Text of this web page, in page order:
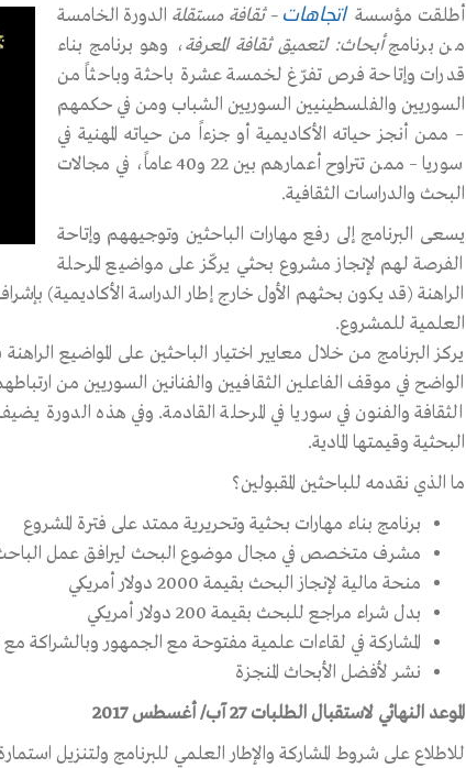
أطلقت مؤسسةاتجاهات – ثقافة مستقلة الدورة الخامسة
من برنامجأبحاث: لتعميق ثقافة المعرفة، وهو برنامج بناء
قدرات وإتاحة فرص تفرّغ لخمسة عشرة باحثة وباحثاً من
السوريين والفلسطينيين السوريين الشباب ومن في حكمهم
– ممن أنجز حياته الأكاديمية أو جزءاً من حياته المهنية في
سوريا – ممن تتراوح أعمارهم بين 22 و40 عاماً، في مجالات
البحث والدراسات الثقافية.
يسعى البرنامج إلى رفع مهارات الباحثين وتوجيههم وإتاحة
الفرصة لهم لإنجاز مشروع بحثي يركّز على مواضيع المرحلة
الراهنة (قد يكون بحثهم الأول خارج إطار الدراسة الأكاديمية)
العلمية للمشروع.
يركز البرنامج من خلال معايير اختيار الباحثين على المواضيع
الواضح في موقف الفاعلين الثقافيين والفنانين السوريين من
الثقافة والفنون في سوريا في المرحلة القادمة. وفي هذه الدورة
البحثية وقيمتها المادية.
ما الذي نقدمه للباحثين المقبولين؟
برنامج بناء مهارات بحثية وتحريرية ممتد على فترة المشروع
مشرف متخصص في مجال موضوع البحث ليرافق عمل
منحة مالية لإنجاز البحث بقيمة 2000 دولار أمريكي
بدل شراء مراجع للبحث بقيمة 200 دولار أمريكي
المشاركة في لقاءات علمية مفتوحة مع الجمهور وبالشراكة مع
نشر لأفضل الأبحاث المنجزة
الموعد النهائي لاستقبال الطلبات 27 آب/ أغسطس 2017
للاطلاع على شروط المشاركة والإطار العلمي للبرنامج ولتنزيل